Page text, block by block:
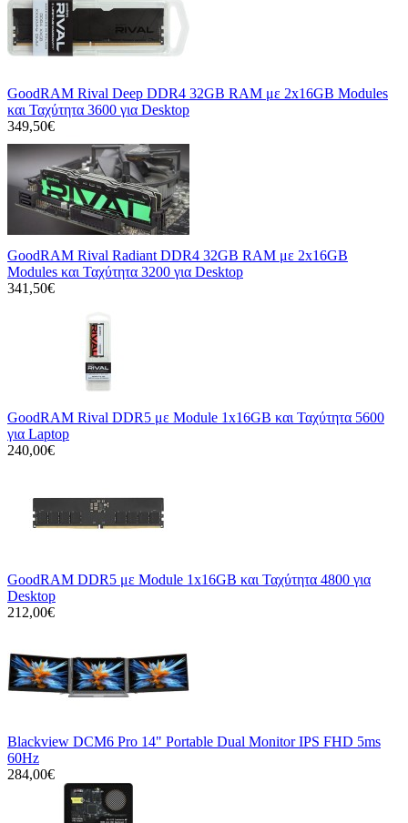
GoodRAM Rival Deep DDR4 32GB RAM με 2x16GB Modules
και Ταχύτητα 3600 για Desktop
349,50€
GoodRAM Rival Radiant DDR4 32GB RAM με 2x16GB
Modules και Ταχύτητα 3200 για Desktop
341,50€
GoodRAM Rival DDR5 με Module 1x16GB και Ταχύτητα 5600
για Laptop
240,00€
GoodRAM DDR5 με Module 1x16GB και Ταχύτητα 4800 για
Desktop
212,00€
Blackview DCM6 Pro 14" Portable Dual Monitor IPS FHD 5ms
60Hz
284,00€